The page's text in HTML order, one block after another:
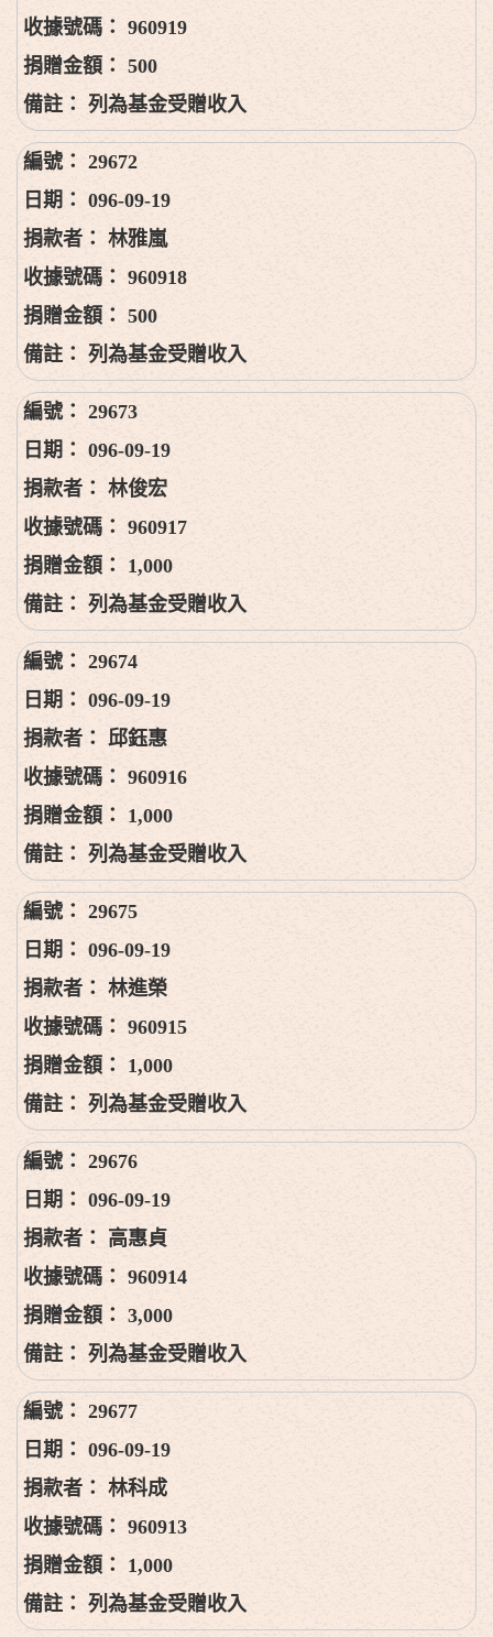
960919
500
列為基金受贈收入
29672
096-09-19
林雅嵐
960918
500
列為基金受贈收入
29673
096-09-19
林俊宏
960917
1,000
列為基金受贈收入
29674
096-09-19
邱鈺惠
960916
1,000
列為基金受贈收入
29675
096-09-19
林進榮
960915
1,000
列為基金受贈收入
29676
096-09-19
高惠貞
960914
3,000
列為基金受贈收入
29677
096-09-19
林科成
960913
1,000
列為基金受贈收入